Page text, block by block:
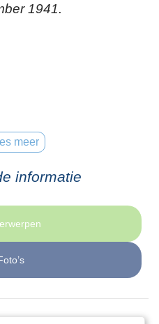
1941.
meer
informatie